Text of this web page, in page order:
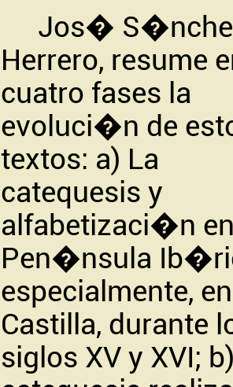
Jos�
Herrero, resume
cuatro fases la
evoluci�n de
textos: a) La
catequesis y
alfabetizaci�n
Pen�nsula
especialmente, en
Castilla, durante
siglos XV y XVI;